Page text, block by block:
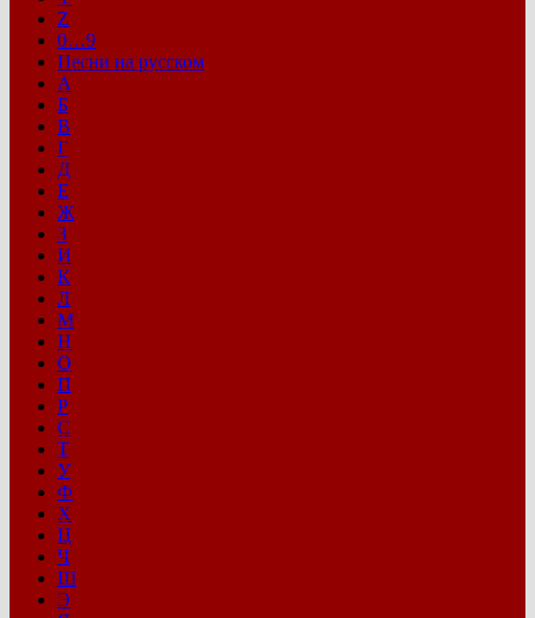
Z
0…9
Песни на русском
А
Б
В
Г
Д
Е
Ж
З
И
К
Л
М
Н
О
П
Р
С
Т
У
Ф
Х
Ц
Ч
Ш
Э